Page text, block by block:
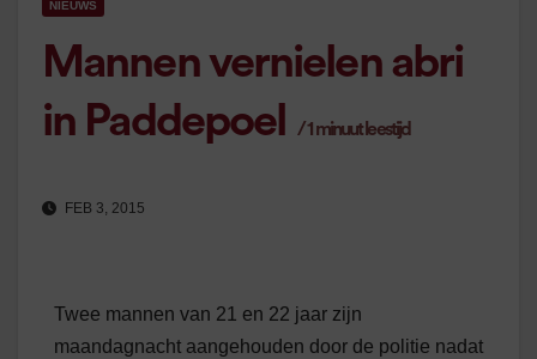
NIEUWS
Mannen vernielen abri
in Paddepoel
/1 minuut leestijd
FEB 3, 2015
Twee mannen van 21 en 22 jaar zijn
maandagnacht aangehouden door de politie nadat